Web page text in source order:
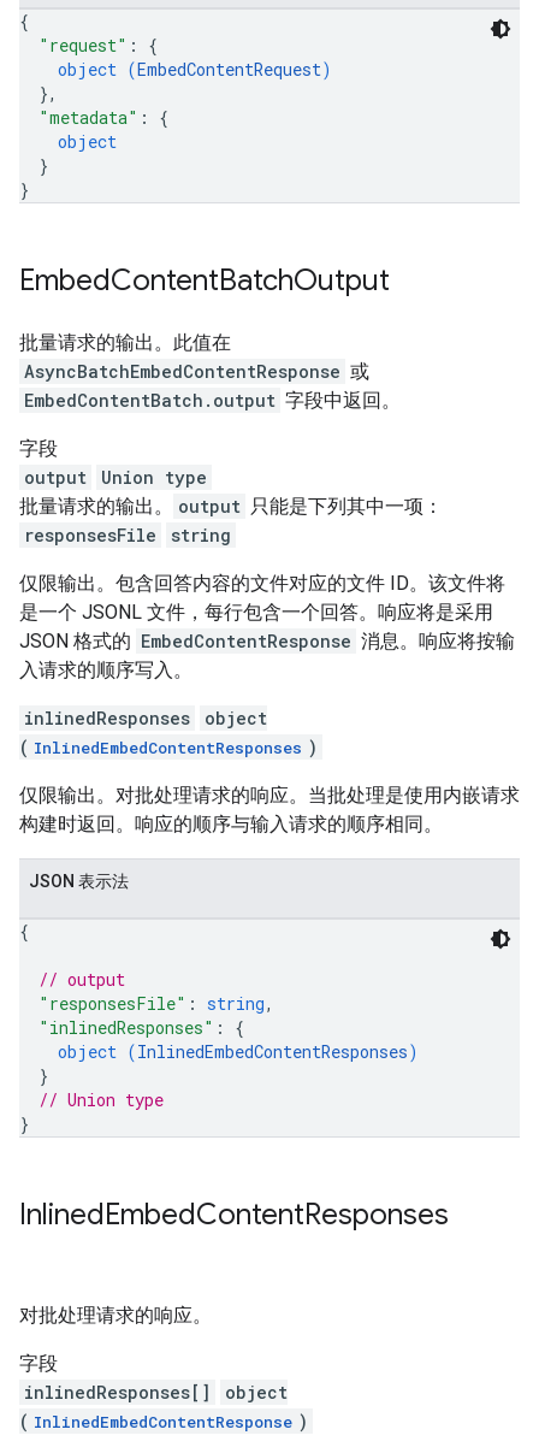
{
"request" : {
object (EmbedContentRequest)
},
"metadata" : {
object
}
}
EmbedContentBatchOutput
批量请求的输出。此值在
AsyncBatchEmbedContentResponse 或
EmbedContentBatch.output 字段中返回。
字段
output
Union type
批量请求的输出。
output 只能是下列其中一项：
responsesFile
string
仅限输出。包含回答内容的文件对应的文件 ID。该文件将
是一个 JSONL 文件，每行包含一个回答。响应将是采用
JSON 格式的 EmbedContentResponse 消息。响应将按输
入请求的顺序写入。
inlinedResponses
object
( InlinedEmbedContentResponses )
仅限输出。对批处理请求的响应。当批处理是使用内嵌请求
构建时返回。响应的顺序与输入请求的顺序相同。
JSON 表示法
{
// output
"responsesFile" : string,
"inlinedResponses" : {
object (InlinedEmbedContentResponses)
}
// Union type
}
InlinedEmbedContentResponses
对批处理请求的响应。
字段
inlinedResponses[]
object
( InlinedEmbedContentResponse )